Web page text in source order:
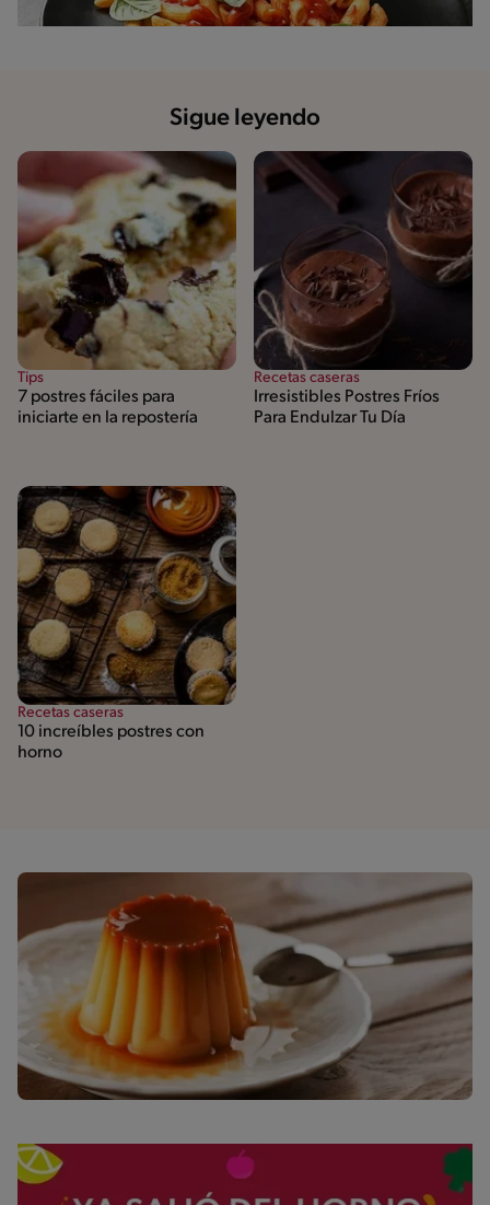
Sigue leyendo
Tips
7 postres fáciles para
iniciarte en la repostería
Recetas caseras
Irresistibles Postres Fríos
Para Endulzar Tu Día
Recetas caseras
10 increíbles postres con
horno